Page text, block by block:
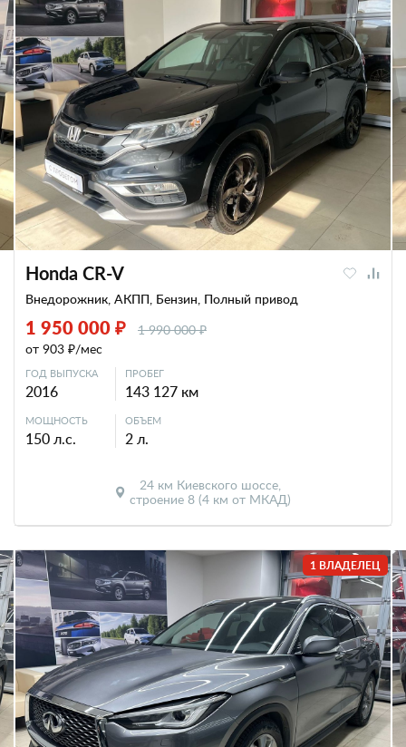
Honda CR-V
Внедорожник, АКПП, Бензин, Полный привод
1 950 000 ₽
1 990 000 ₽
от 903 ₽/мес
ГОД ВЫПУСКА
2016
ПРОБЕГ
143 127 км
МОЩНОСТЬ
150 л.с.
ОБЪЕМ
2 л.
24 км Киевского шоссе,
строение 8 (4 км от МКАД)
1 ВЛАДЕЛЕЦ